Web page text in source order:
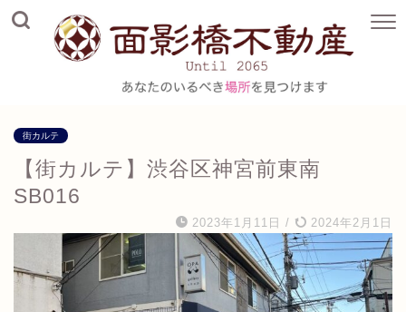
街カルテ
【街カルテ】渋谷区神宮前東南
SB016
2023年1月11日 / 2024年2月1日